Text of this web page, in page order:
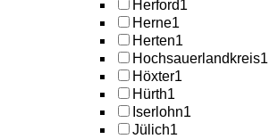
Herford1
Herne1
Herten1
Hochsauerlandkreis1
Höxter1
Hürth1
Iserlohn1
Jülich1